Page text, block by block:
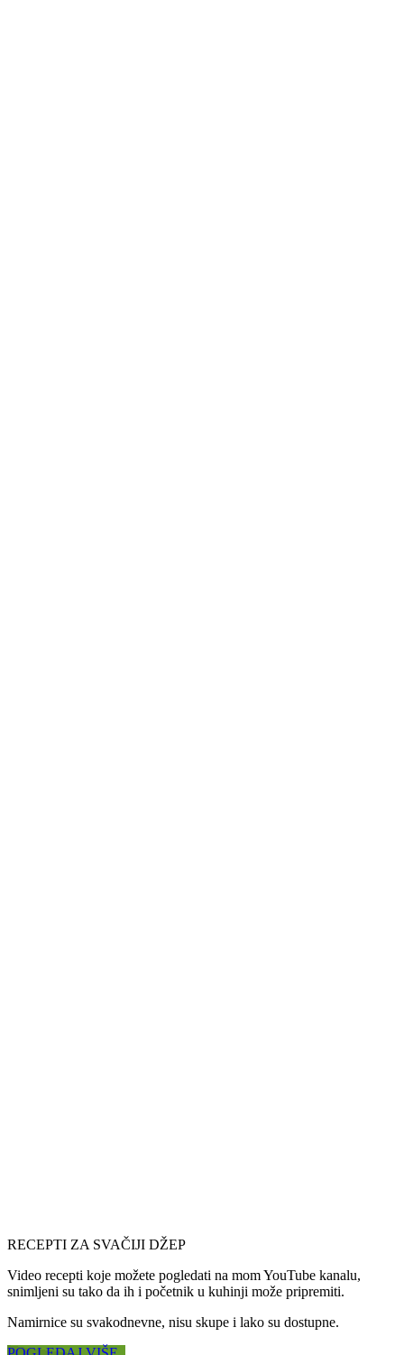
RECEPTI ZA SVAČIJI DŽEP
Video recepti koje možete pogledati na mom YouTube kanalu,
snimljeni su tako da ih i početnik u kuhinji može pripremiti.
Namirnice su svakodnevne, nisu skupe i lako su dostupne.